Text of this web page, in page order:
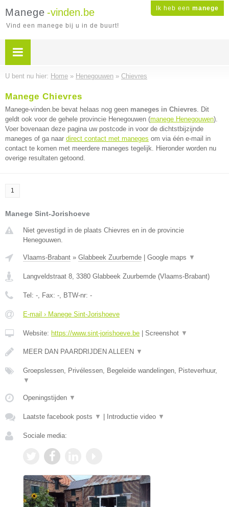
Ik heb een manege
Manege -vinden.be
Vind een manege bij u in de buurt!
U bent nu hier: Home » Henegouwen » Chievres
Manege Chievres
Manege-vinden.be bevat helaas nog geen maneges in Chievres. Dit
geldt ook voor de gehele provincie Henegouwen (manege Henegouwen).
Voer bovenaan deze pagina uw postcode in voor de dichtstbijzijnde
maneges of ga naar direct contact met maneges om via één e-mail in
contact te komen met meerdere maneges tegelijk. Hieronder worden nu
overige resultaten getoond.
1
Manege Sint-Jorishoeve
Niet gevestigd in de plaats Chievres en in de provincie
Henegouwen.
Vlaams-Brabant » Glabbeek Zuurbemde Google maps ▼
Langveldstraat 8, 3380 Glabbeek Zuurbemde (Vlaams-Brabant)
Tel: -, Fax: -, BTW-nr: -
E-mail › Manege Sint-Jorishoeve
Website: https://www.sint-jorishoeve.be Screenshot ▼
MEER DAN PAARDRIJDEN ALLEEN ▼
Groepslessen, Privélessen, Begeleide wandelingen, Pisteverhuur,
▼
Openingstijden ▼
Laatste facebook posts ▼ Introductie video ▼
Sociale media: